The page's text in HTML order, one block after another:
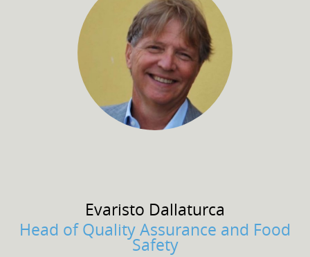
Evaristo Dallaturca
Head of Quality Assurance and Food
Safety